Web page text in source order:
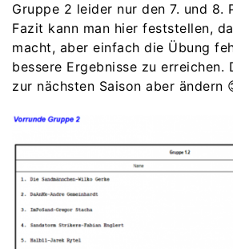
Gruppe 2 leider nur den 7. und 8.
Fazit kann man hier feststellen,
macht, aber einfach die Übung
bessere Ergebnisse zu erreichen.
zur nächsten Saison aber ändern